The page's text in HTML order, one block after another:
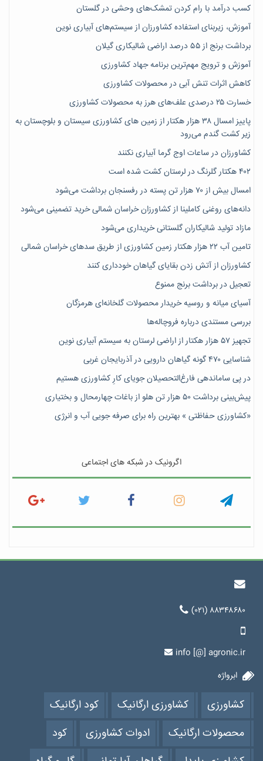
کسب درآمد با رام کردن تمشک‌های وحشی در گلستان
آموزش، زیربنای استفاده کشاورزان از سیستم‌های آبیاری نوین
برداشت برنج از ۵۵ درصد اراضی شالیکاری گیلان
آموزش و ترویج مهم‌ترین برنامه جهاد کشاورزی
کاهش اثرات تنش آبی در محصولات کشاورزی
خسارت ۲۵ درصدی علف‌های هرز به محصولات کشاورزی
پاییز امسال ۳۸ هزار هکتار از زمین های کشاورزی سیستان و بلوچستان به
زیر کشت گندم می‌رود
کشاورزان در ساعات اوج گرما آبیاری نکنند
۴۰۲ هکتار گلرنگ در لرستان کشت شده است
امسال بیش از ۷۰ هزار تن پسته در رفسنجان برداشت می‌شود
دانه‌های روغنی کاملینا از کشاورزان خراسان شمالی خرید تضمینی می‌شود
مازاد تولید شالیکاران گلستانی خریداری می‌شود
تامین آب ۲۲ هزار هکتار زمین کشاورزی از طریق سدهای خراسان شمالی
کشاورزان از آتش زدن بقایای گیاهان خودداری کنند
تعجیل در برداشت برنج ممنوع
آسیای میانه و روسیه خریدار محصولات گلخانه‌ای هرمزگان
بررسی مستندی درباره فروچاله‌ها
تجهیز ۵۷ هزار هکتار از اراضی لرستان به سیستم آبیاری نوین
شناسایی ۴۷٠ گونه گیاهان دارویی در آذربایجان غربی
در پی ساماندهی فارغ‌التحصیلان جویای کارِ کشاورزی هستیم
پیش‎‌بینی برداشت ۵۰ هزار تن هلو از باغات چهارمحال و بختیاری
«کشاورزی حفاظتی » بهترین راه برای صرفه جویی آب و انرژی
اگرونیک در شبکه های اجتماعی
(۰۲۱) ۸۸۳۴۸۶۸۰
info [@] agronic.ir
ابرواژه
کشاورزی کشاورزی ارگانیک
کود ارگانیک
محصولات ارگانیک
ادوات کشاورزی
کود